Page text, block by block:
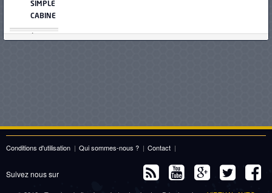
SIMPLE
CABINE
à partir
CABINE
à partir
490
Conditions d'utilisation | Qui sommes-nous ? | Contact |
Suivez nous sur